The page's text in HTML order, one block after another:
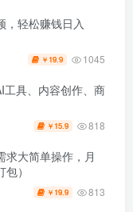
，轻松赚钱日入
￥ 19.9 1045
工具、内容创作、商
￥ 15.9 818
求大简单操作，月
）
￥ 19.9 813